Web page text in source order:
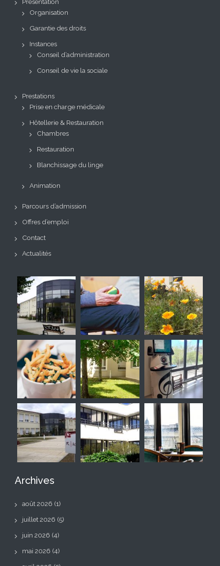
Présentation
Organisation
Garantie des droits
Instances
Conseil d’administration
Conseil de vie la sociale
Prestations
Prise en charge médicale
Hôtellerie & Restauration
Chambres
Restauration
Blanchissage du linge
Animation
Parcours d’admission
Offres d’emploi
Contact
Actualités
Archives
août 2026 (1)
juillet 2026 (5)
juin 2026 (4)
mai 2026 (4)